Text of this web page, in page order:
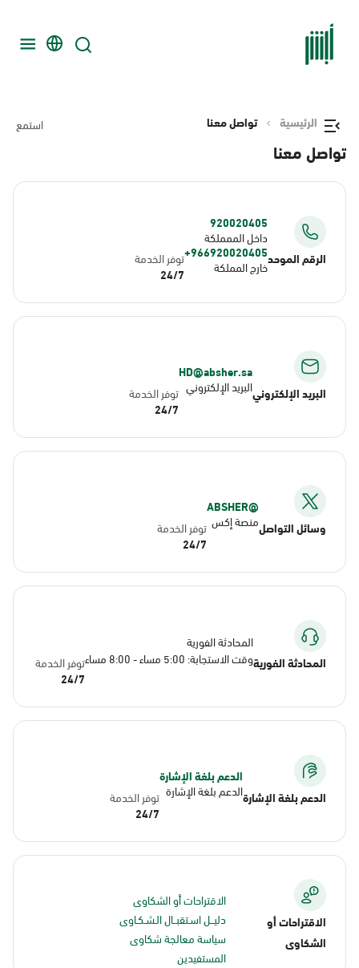
الرئيسية تواصل معنا استمع
تواصل معنا
الرقم الموحد
920020405
داخل الممملكة
966920020405+
خارج المملكة توفر الخدمة
24/7
البريد الإلكتروني
HD@absher.sa
البريد الإلكتروني توفر الخدمة
24/7
وسائل التواصل
@ABSHER
منصة إكس توفر الخدمة
24/7
المحادثة الفورية
المحادثة الفورية
وقت الاستجابة: 5:00 مساء - 8:00 مساء
توفر الخدمة
24/7
الدعم بلغة الإشارة
الدعم بلغة الإشارة
الدعم بلغة الإشارة توفر الخدمة
24/7
الاقتراحات أو
الشكاوى
الاقتراحات أو الشكاوى
دليــل اسـتقبــال الـشـكـاوى
سياسة معالجة شكاوى
المستفيدين